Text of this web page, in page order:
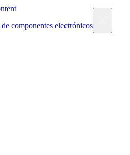
componentes electrónicos